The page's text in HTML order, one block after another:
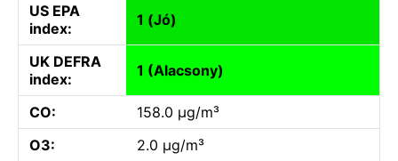
US EPA
index:
1 (Jó)
UK DEFRA
index:
1 (Alacsony)
CO:
158.0 µg/m³
O3:
2.0 µg/m³